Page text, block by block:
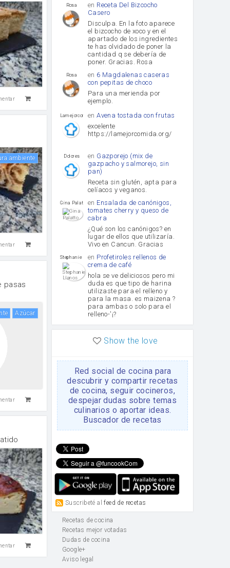
ambiente
pasas
Azúcar
Rosa en Receta Del Bizcocho
Casero
Disculpa. En la foto aparece
el bizcocho de xoco y en el
apartado de los ingredientes
te has olvidado de poner la
cantidad q se debería de
poner. Gracias. Rosa
Rosa en 6 Magdalenas caseras
con pepitas de choco
Para una merienda por
ejemplo.
lamejorcomida
enAvena tostada con frutas
excelente
https://lamejorcomida.org/
Dolores en Gazporejo (mix de
gazpacho y salmorejo, sin
pan)
Receta sin glutén, apta para
celíacos y veganos.
Gina Palatto en Ensalada de canónigos,
tomates cherry y queso de
cabra
¿Qué son los canónigos? en
lugar de ellos que utilizaría.
Vivo en Cancun. Gracias
Stephanie Llanos
en Profetiroles rellenos de
crema de café
hola se ve deliciosos pero mi
duda es que tipo de harina
utilizaste para el relleno y
para la masa. es maizena ?
para ambas o solo para el
relleno-'¡?
Show the love
Red social de cocina para
descubrir y compartir recetas
de cocina, seguir cocineros,
despejar dudas sobre temas
culinarios o aportar ideas.
Buscador de recetas
Suscribeté alfeed de recetas
Recetas de cocina
Recetas mejor votadas
Dudas de cocina
Google+
Aviso legal